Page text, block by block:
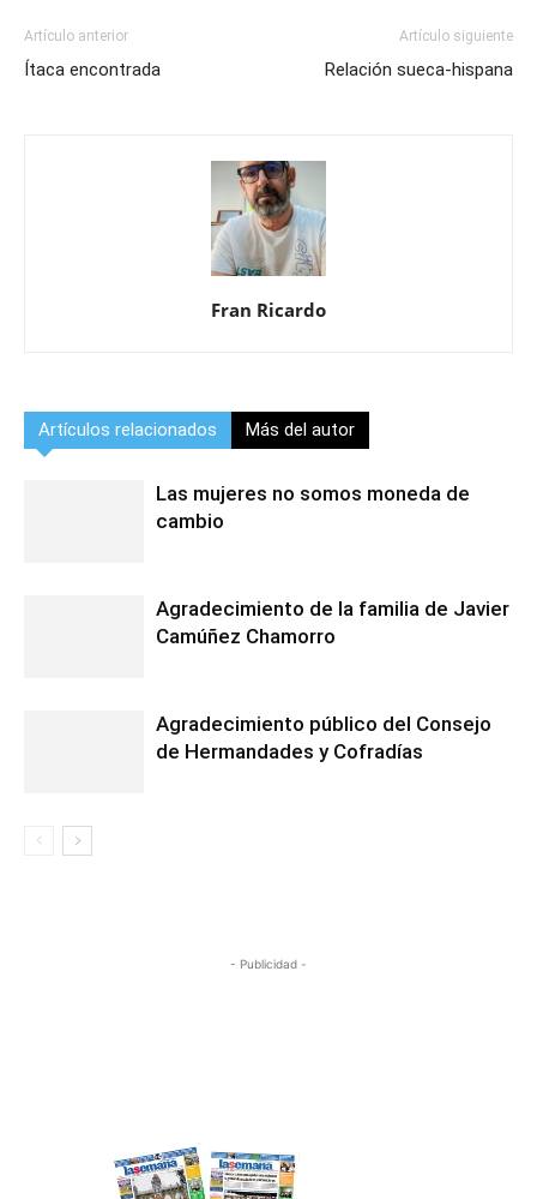
Artículo anterior
Ítaca encontrada
Artículo siguiente
Relación sueca-hispana
Fran Ricardo
Artículos relacionados Más del autor
Las mujeres no somos moneda de
cambio
Agradecimiento de la familia de Javier
Camúñez Chamorro
Agradecimiento público del Consejo
de Hermandades y Cofradías
- Publicidad -